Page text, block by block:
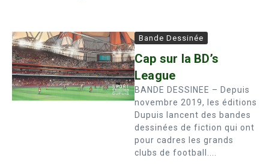
Bande Dessinée
Cap sur la BD’s
League
BANDE DESSINEE – Depuis
novembre 2019, les éditions
Dupuis lancent des bandes
dessinées de fiction qui ont
pour cadres les grands
clubs de football....